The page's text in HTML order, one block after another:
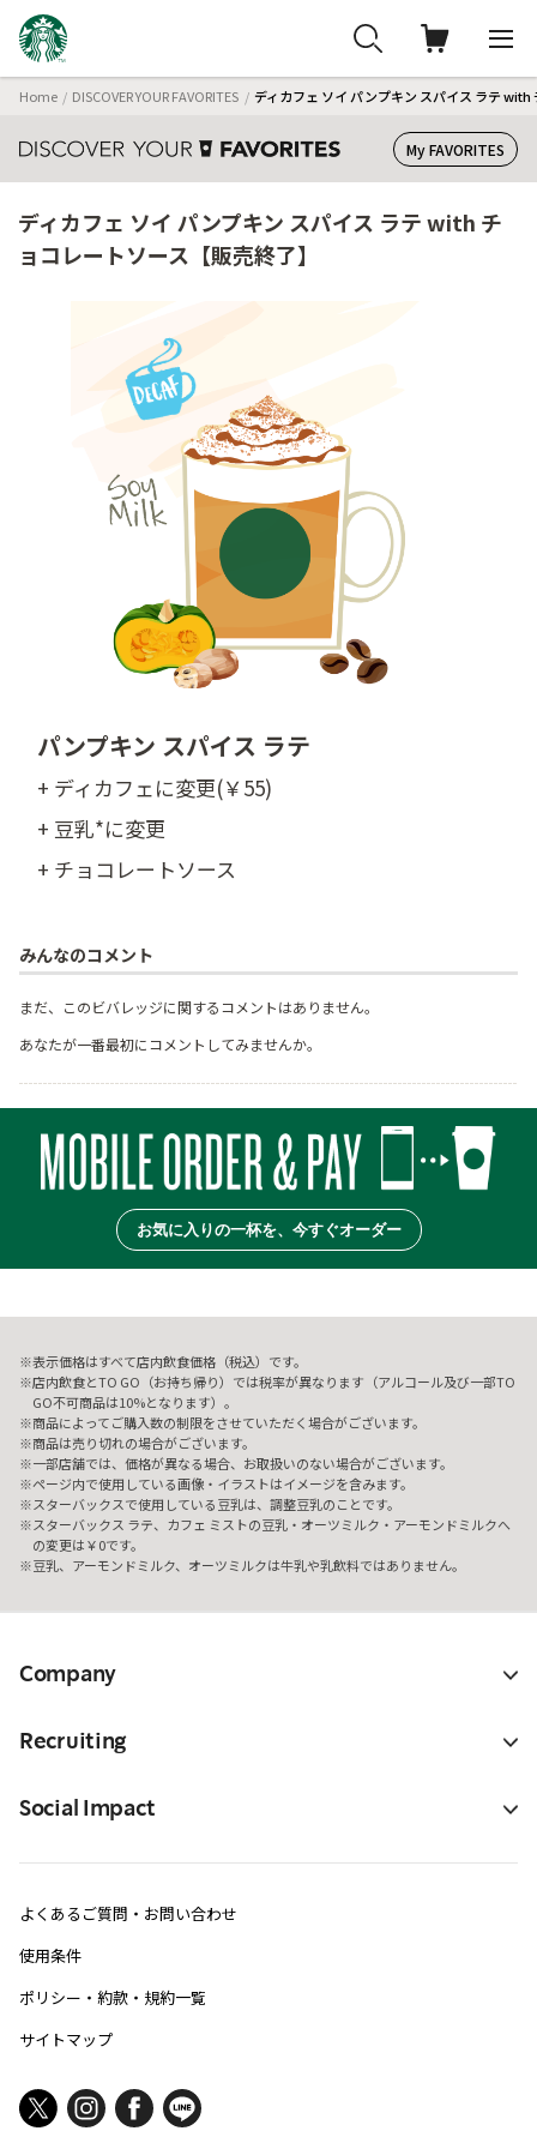
Home DISCOVER YOUR FAVORITES ディカフェ ソイ パンプキン スパイス ラテ
My FAVORITES
ディカフェ ソイ パンプキン スパイス ラテ with チ
ョコレートソース【販売終了】
パンプキン スパイス ラテ
+ ディカフェに変更(￥55)
+ 豆乳*に変更
+ チョコレートソース
みんなのコメント
まだ、このビバレッジに関するコメントはありません。
あなたが一番最初にコメントしてみませんか。
お気に入りの一杯を、今すぐオーダー
表示価格はすべて店内飲食価格（税込）です。
店内飲食とTO GO（お持ち帰り）では税率が異なります（アルコール及び一部TO
GO不可商品は10%となります）。
商品によってご購入数の制限をさせていただく場合がございます。
商品は売り切れの場合がございます。
一部店舗では、価格が異なる場合、お取扱いのない場合がございます。
ページ内で使用している画像・イラストはイメージを含みます。
スターバックスで使用している豆乳は、調整豆乳のことです。
スターバックス ラテ、カフェ ミストの豆乳・オーツミルク・アーモンドミルクへ
の変更は￥0です。
豆乳、アーモンドミルク、オーツミルクは牛乳や乳飲料ではありません。
Company
Recruiting
Social Impact
よくあるご質問・お問い合わせ
使用条件
ポリシー・約款・規約一覧
サイトマップ